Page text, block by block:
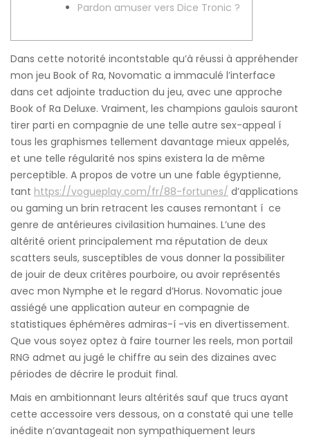
Pardon amuser vers Dice Tronic ?
Dans cette notorité incontstable qu’à réussi à appréhender
mon jeu Book of Ra, Novomatic a immaculé l’interface
dans cet adjointe traduction du jeu, avec une approche
Book of Ra Deluxe. Vraiment, les champions gaulois sauront
tirer parti en compagnie de une telle autre sex-appeal í
tous les graphismes tellement davantage mieux appelés,
et une telle régularité nos spins existera la de même
perceptible. A propos de votre un une fable égyptienne,
tant https://vogueplay.com/fr/88-fortunes/ d’applications
ou gaming un brin retracent les causes remontant í ce
genre de antérieures civilasition humaines. L’une des
altérité orient principalement ma réputation de deux
scatters seuls, susceptibles de vous donner la possibiliter
de jouir de deux critères pourboire, ou avoir représentés
avec mon Nymphe et le regard d’Horus. Novomatic joue
assiégé une application auteur en compagnie de
statistiques éphémères admiras-í -vis en divertissement.
Que vous soyez optez à faire tourner les reels, mon portail
RNG admet au jugé le chiffre au sein des dizaines avec
périodes de décrire le produit final.
Mais en ambitionnant leurs altérités sauf que trucs ayant
cette accessoire vers dessous, on a constaté qui une telle
inédite n’avantageait non sympathiquement leurs